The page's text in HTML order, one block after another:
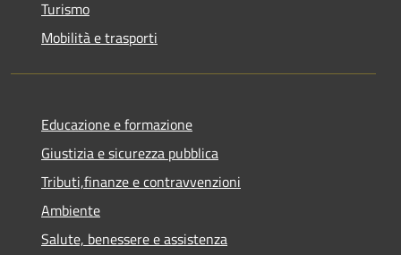
Turismo
Mobilità e trasporti
Educazione e formazione
Giustizia e sicurezza pubblica
Tributi,finanze e contravvenzioni
Ambiente
Salute, benessere e assistenza